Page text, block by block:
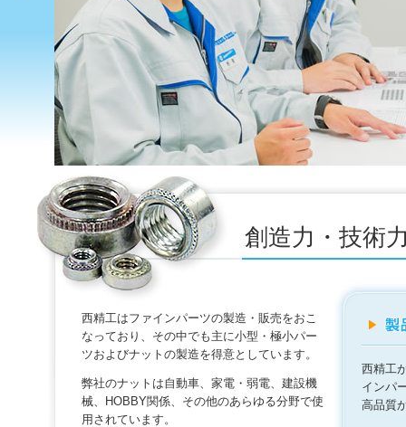
創造力・技術
西精工はファインパーツの製造・販売をおこ
なっており、その中でも主に小型・極小パー
ツおよびナットの製造を得意としています。
弊社のナットは自動車、家電・弱電、建設機
械、HOBBY関係、その他のあらゆる分野で使
用されています。
西精工
インパ
高品質